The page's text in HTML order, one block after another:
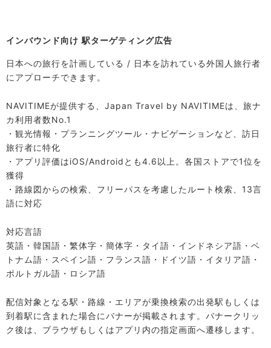
インバウンド向け 駅ターゲティング広告
日本への旅行を計画している / 日本を訪れている外国人旅行者
にアプローチできます。
NAVITIMEが提供する、Japan Travel by NAVITIMEは、旅ナ
カ利用者数No.1
・観光情報・プランニングツール・ナビゲーションなど、訪日
旅行者に特化
・アプリ評価はiOS/Androidとも4.6以上。各国ストアで1位を
獲得
・路線図からの検索、フリーパスを考慮したルート検索、13言
語に対応
対応言語
英語・韓国語・繁体字・簡体字・タイ語・インドネシア語・ベ
トナム語・スペイン語・フランス語・ドイツ語・イタリア語・
ポルトガル語・ロシア語
配信対象となる駅・路線・エリアが乗換検索の出発駅もしくは
到着駅に含まれた場合にバナーが掲載されます。バナークリッ
ク後は、ブラウザもしくはアプリ内の指定画面へ遷移します。